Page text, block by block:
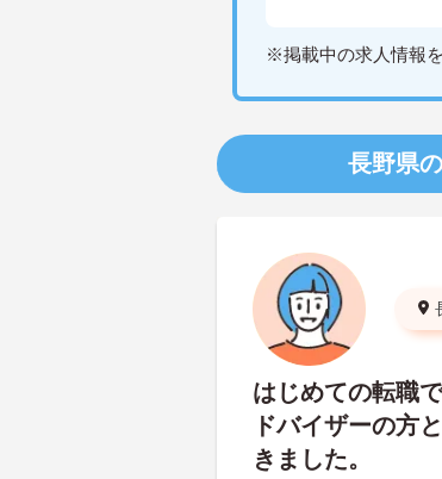
※掲載中の求人情報
長野県
はじめての転職
ドバイザーの方
きました。